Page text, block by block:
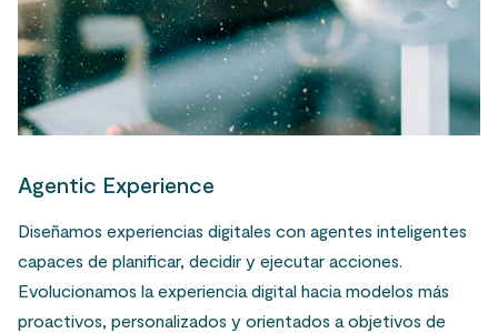
Agentic Experience
Diseñamos experiencias digitales con agentes inteligentes
capaces de planificar, decidir y ejecutar acciones.
Evolucionamos la experiencia digital hacia modelos más
proactivos, personalizados y orientados a objetivos de